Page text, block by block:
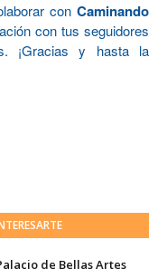
con Caminando
con tus seguidores
¡Gracias y hasta la
de Bellas Artes